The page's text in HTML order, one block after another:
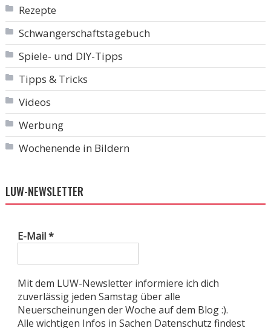
Rezepte
Schwangerschaftstagebuch
Spiele- und DIY-Tipps
Tipps & Tricks
Videos
Werbung
Wochenende in Bildern
LUW-NEWSLETTER
E-Mail*
Mit dem LUW-Newsletter informiere ich dich
zuverlässig jeden Samstag über alle
Neuerscheinungen der Woche auf dem Blog :).
Alle wichtigen Infos in Sachen Datenschutz findest